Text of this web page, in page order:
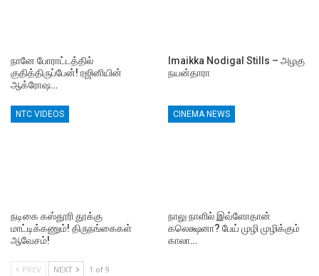
நானே போராட்டத்தில்
குதித்திருப்பேன்! ரஜினியின்
ஆக்ரோஷ…
Imaikka Nodigal Stills – அழகு
நயன்தாரா
NTC VIDEOS
நடிகை கஸ்தூரி தூக்கு
மாட்டிக்கணும்! திருநங்கைகள்
ஆவேசம்!
CINEMA NEWS
நாலு நாளில் இவ்ளோதான்
கலெக்ஷனா? பேய் முழி முழிக்கும்
காலா…
PREV NEXT 1 of 9